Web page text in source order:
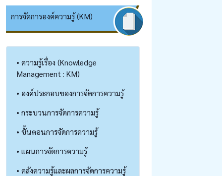
การจัดการองค์ความรู้ (KM)
• ความรู้เรื่อง (Knowledge
Management : KM)
• องค์ประกอบของการจัดการความรู้
• กระบวนการจัดการความรู้
• ขั้นตอนการจัดการความรู้
• แผนการจัดการความรู้
• คลังความรู้และผลการจัดการความรู้